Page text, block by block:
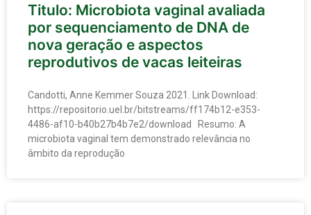
Titulo: Microbiota vaginal avaliada
por sequenciamento de DNA de
nova geração e aspectos
reprodutivos de vacas leiteiras
Candotti, Anne Kemmer Souza 2021. Link Download:
https://repositorio.uel.br/bitstreams/ff174b12-e353-
4486-af10-b40b27b4b7e2/download Resumo: A
microbiota vaginal tem demonstrado relevância no
âmbito da reprodução